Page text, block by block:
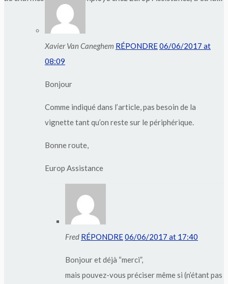
Xavier Van Caneghem RÉPONDRE06/06/2017 at
08:09
Bonjour
Comme indiqué dans l’article, pas besoin de la
vignette tant qu’on reste sur le périphérique.
Bonne route,
Europ Assistance
Fred RÉPONDRE06/06/2017 at 17:40
Bonjour et déjà “merci”,
mais pouvez-vous préciser même si (n’étant pas